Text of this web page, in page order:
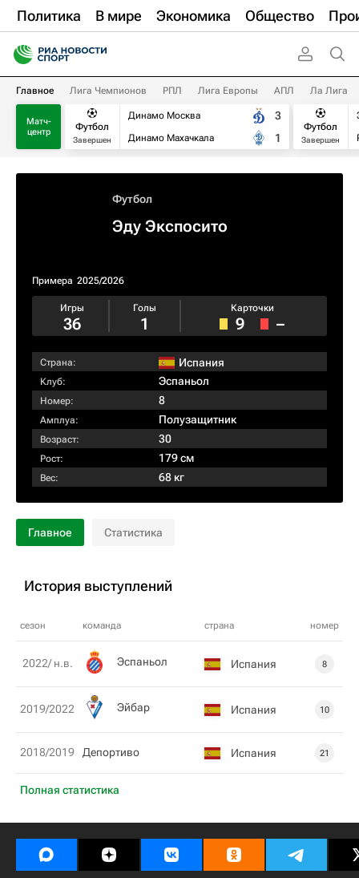
Политика В мире Экономика Общество
Главное Лига Чемпионов РПЛ Лига Европы АПЛ Ла Лига
Матч-
центр
Футбол
Завершен
Динамо Москва
Динамо Махачкала
3
1
Футбол
Завершен
Футбол
Эду Экспосито
Примера 2025/2026
Игры
36
Голы
1
Карточки
9 –
Страна: Испания
Клуб: Эспаньол
Номер: 8
Амплуа: Полузащитник
Возраст: 30
Рост: 179 см
Вес: 68 кг
Главное Статистика
История выступлений
сезон команда страна номер
Полная статистика
2022/ н.в. Эспаньол Испания 8
2019/2022 Эйбар Испания 10
2018/2019 Депортиво Испания 21